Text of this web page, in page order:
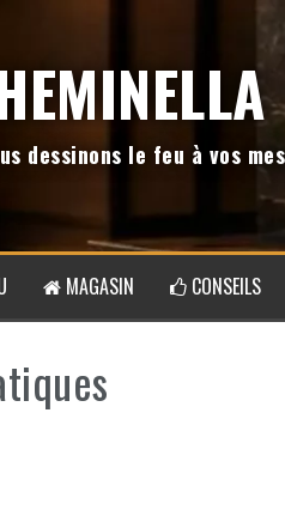
dessinons le feu à vos
MAGASIN CONSEILS